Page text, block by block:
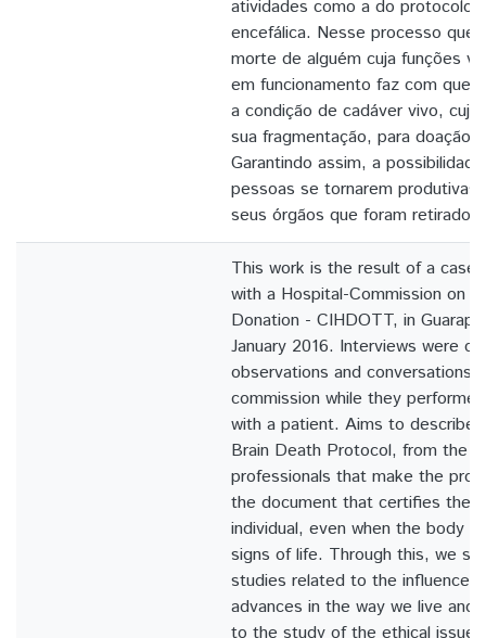
atividades como a do protocolo
encefálica. Nesse processo que
morte de alguém cuja funções
em funcionamento faz com que
a condição de cadáver vivo, cuja
sua fragmentação, para doação
Garantindo assim, a
pessoas se tornarem produtivas
seus órgãos que foram retirados.
This work is the result of a case
with a Hospital-Commission on
Donation - CIHDOTT, in
January 2016. Interviews were
observations and conversations
commission while they
with a patient. Aims to describe
Brain Death Protocol, from the
professionals that make the
the document that certifies the
individual, even when the body
signs of life. Through this, we
studies related to the influence
advances in the way we live and